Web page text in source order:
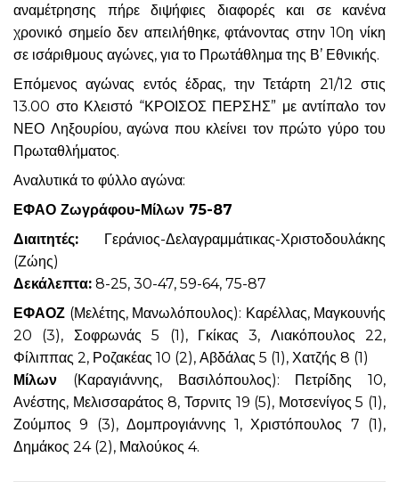
αναμέτρησης πήρε διψήφιες διαφορές και σε κανένα
χρονικό σημείο δεν απειλήθηκε, φτάνοντας στην 10η νίκη
σε ισάριθμους αγώνες, για το Πρωτάθλημα της Β’ Εθνικής.
Επόμενος αγώνας εντός έδρας, την Τετάρτη 21/12 στις
13.00 στο Κλειστό “ΚΡΟΙΣΟΣ ΠΕΡΣΗΣ” με αντίπαλο τον
ΝΕΟ Ληξουρίου, αγώνα που κλείνει τον πρώτο γύρο του
Πρωταθλήματος.
Αναλυτικά το φύλλο αγώνα:
ΕΦΑΟ Ζωγράφου-Μίλων 75-87
Διαιτητές: Γεράνιος-Δελαγραμμάτικας-Χριστοδουλάκης
(Ζώης)
Δεκάλεπτα: 8-25, 30-47, 59-64, 75-87
ΕΦΑΟΖ (Μελέτης, Μανωλόπουλος): Καρέλλας, Μαγκουνής
20 (3), Σοφρωνάς 5 (1), Γκίκας 3, Λιακόπουλος 22,
Φίλιππας 2, Ροζακέας 10 (2), Αβδάλας 5 (1), Χατζής 8 (1)
Μίλων (Καραγιάννης, Βασιλόπουλος): Πετρίδης 10,
Ανέστης, Μελισσαράτος 8, Τσρνιτς 19 (5), Μοτσενίγος 5 (1),
Ζούμπος 9 (3), Δομπρογιάννης 1, Χριστόπουλος 7 (1),
Δημάκος 24 (2), Μαλούκος 4.